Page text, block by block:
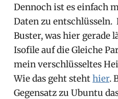
Dennoch ist es einfach
Daten zu
Buster, was hier gerade
Isofile auf die Gleiche
mein verschlüsseltes
Wie das geht stehthier.
Gegensatz zu Ubuntu